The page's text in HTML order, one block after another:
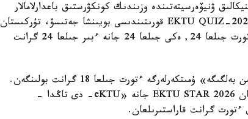
ۋنيۆەرسيتەتىندە وزىندىك كونكۋرستىق باعدارلامالار
اياسىندا 94 گرانت قاراستىرىلعان. ونىڭ ىشىندە EKTU QUIZ-2026 قورىتىندىسى بويىنشا جەتىسۋ، تۇركىستان
جانە قىزىلوردا وبلىستارىنىڭ مەكتەپ تۇلەكتەرىنە ءتورت جىلعا 24, ەكى جىلعا 24 جانە ءبىر جىلعا 24 گرانت
«اقىلدى Awards 2026» كونكۋرسى بويىنشا «التىن بەلگىگە» ۇمىتكەرلەرگە ءتورت جىلعا 18 گرانت بولىنگەن.
قىرعىز رەسپۋبليكاسىنىڭ مەكتەپ تۇلەكتەرىنە ارنالعان EKTU STAR 2026 جانە «eKTU- دى تاڭدا -
ءتورت گرانت قاراستىرىلعان.